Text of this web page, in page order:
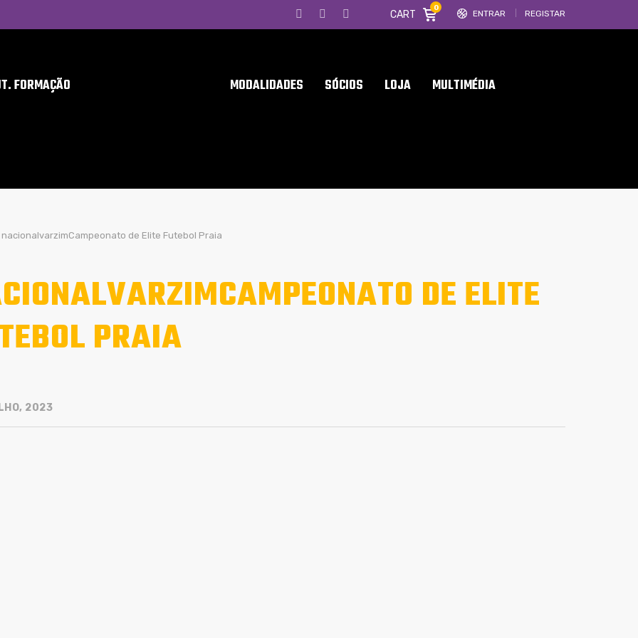
ENTRAR REGISTAR
CART
0
FORMAÇÃO MODALIDADES SÓCIOS LOJA MULTIMÉDIA
nacionalvarzimCampeonato de Elite Futebol Praia
DE ELITE
PRAIA
2023